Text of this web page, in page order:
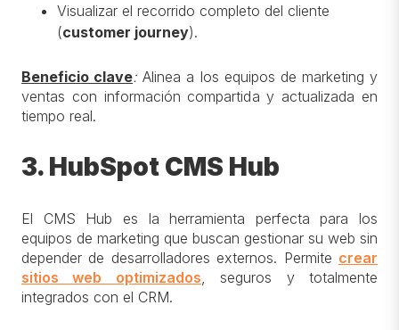
Visualizar el recorrido completo del cliente
(customer journey).
Beneficio clave: Alinea a los equipos de marketing y
ventas con información compartida y actualizada en
tiempo real.
3. HubSpot CMS Hub
El CMS Hub es la herramienta perfecta para los
equipos de marketing que buscan gestionar su web sin
depender de desarrolladores externos. Permite crear
sitios web optimizados , seguros y totalmente
integrados con el CRM.